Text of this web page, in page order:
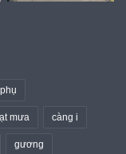
mưa càng i
gương